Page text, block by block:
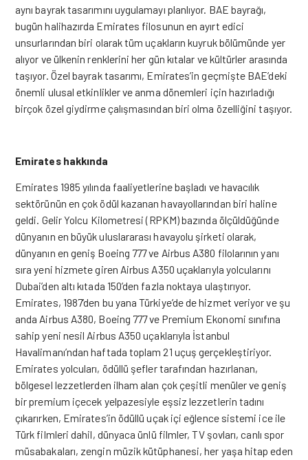
aynı bayrak tasarımını uygulamayı planlıyor. BAE bayrağı,
bugün halihazırda Emirates filosunun en ayırt edici
unsurlarından biri olarak tüm uçakların kuyruk bölümünde yer
alıyor ve ülkenin renklerini her gün kıtalar ve kültürler arasında
taşıyor. Özel bayrak tasarımı, Emirates’in geçmişte BAE’deki
önemli ulusal etkinlikler ve anma dönemleri için hazırladığı
birçok özel giydirme çalışmasından biri olma özelliğini taşıyor.
Emirates hakkında
Emirates 1985 yılında faaliyetlerine başladı ve havacılık
sektörünün en çok ödül kazanan havayollarından biri haline
geldi. Gelir Yolcu Kilometresi (RPKM) bazında ölçüldüğünde
dünyanın en büyük uluslararası havayolu şirketi olarak,
dünyanın en geniş Boeing 777 ve Airbus A380 filolarının yanı
sıra yeni hizmete giren Airbus A350 uçaklarıyla yolcularını
Dubai’den altı kıtada 150’den fazla noktaya ulaştırıyor.
Emirates, 1987’den bu yana Türkiye’de de hizmet veriyor ve şu
anda Airbus A380, Boeing 777 ve Premium Ekonomi sınıfına
sahip yeni nesil Airbus A350 uçaklarıyla İstanbul
Havalimanı’ndan haftada toplam 21 uçuş gerçekleştiriyor.
Emirates yolcuları, ödüllü şefler tarafından hazırlanan,
bölgesel lezzetlerden ilham alan çok çeşitli menüler ve geniş
bir premium içecek yelpazesiyle eşsiz lezzetlerin tadını
çıkarırken, Emirates’in ödüllü uçak içi eğlence sistemi ice ile
Türk filmleri dahil, dünyaca ünlü filmler, TV şovları, canlı spor
müsabakaları, zengin müzik kütüphanesi, her yaşa hitap eden